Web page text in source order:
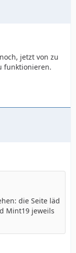
jetzt von zu
funktionieren.
die Seite läd
Mint19 jeweils